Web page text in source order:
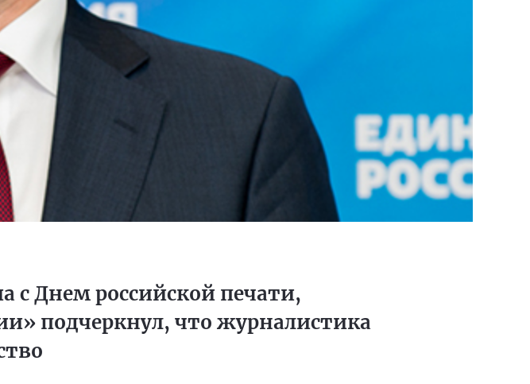
с Днем российской печати,
подчеркнул, что журналистика